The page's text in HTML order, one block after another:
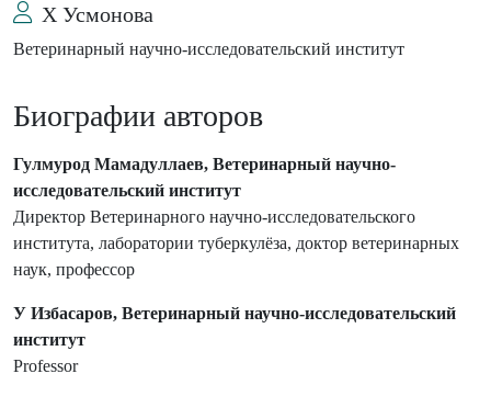
Х Усмонова
Ветеринарный научно-исследовательский институт
Биографии авторов
Гулмурод Мамадуллаев, Ветеринарный научно-
исследовательский институт
Директор Ветеринарного научно-исследовательского
института, лаборатории туберкулёза, доктор ветеринарных
наук, профессор
У Избасаров, Ветеринарный научно-исследовательский
институт
Professor